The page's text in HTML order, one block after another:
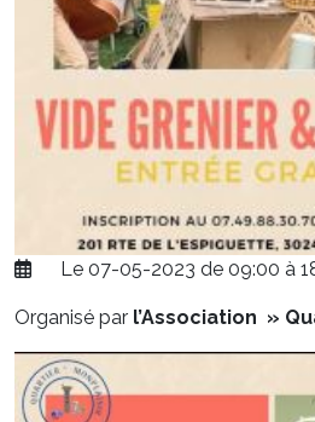
Le 07-05-2023 de 09:00 à
Organisé par l’Association »